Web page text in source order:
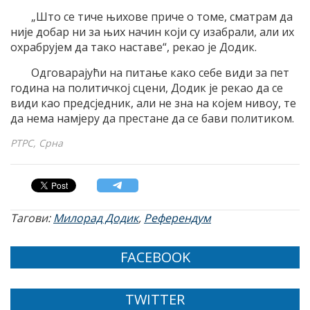
„Што се тиче њихове приче о томе, сматрам да
није добар ни за њих начин који су изабрали, али их
охрабрујем да тако наставе“, рекао је Додик.
Одговарајући на питање како себе види за пет
година на политичкој сцени, Додик је рекао да се
види као предсједник, али не зна на којем нивоу, те
да нема намјеру да престане да се бави политиком.
РТРС, Срна
Тагови:Милорад Додик, Референдум
FACEBOOK
TWITTER